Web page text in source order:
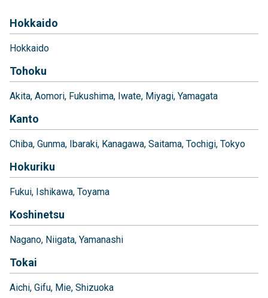
Hokkaido
Hokkaido
Tohoku
Akita Aomori Fukushima Iwate Miyagi Yamagata
Kanto
Chiba Gunma Ibaraki Kanagawa Saitama Tochigi Tokyo
Hokuriku
Fukui Ishikawa Toyama
Koshinetsu
Nagano Niigata Yamanashi
Tokai
Aichi Gifu Mie Shizuoka